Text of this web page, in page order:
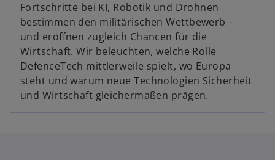
Fortschritte bei KI, Robotik und Drohnen
bestimmen den militärischen Wettbewerb –
und eröffnen zugleich Chancen für die
Wirtschaft. Wir beleuchten, welche Rolle
DefenceTech mittlerweile spielt, wo Europa
steht und warum neue Technologien Sicherheit
und Wirtschaft gleichermaßen prägen.